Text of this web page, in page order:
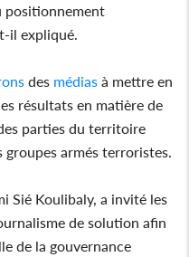
positionnement
il expliqué.
des médias à mettre en
résultats en matière de
parties du territoire
groupes armés terroristes.
Sié Koulibaly, a invité les
de solution afin
de la gouvernance